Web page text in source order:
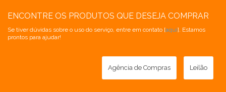
ENCONTRE OS PRODUTOS QUE DESEJA COMPRAR
Se tiver dúvidas sobre o uso do serviço, entre em contato [aqui]. Estamos
prontos para ajudar!
Agência de Compras Leilão